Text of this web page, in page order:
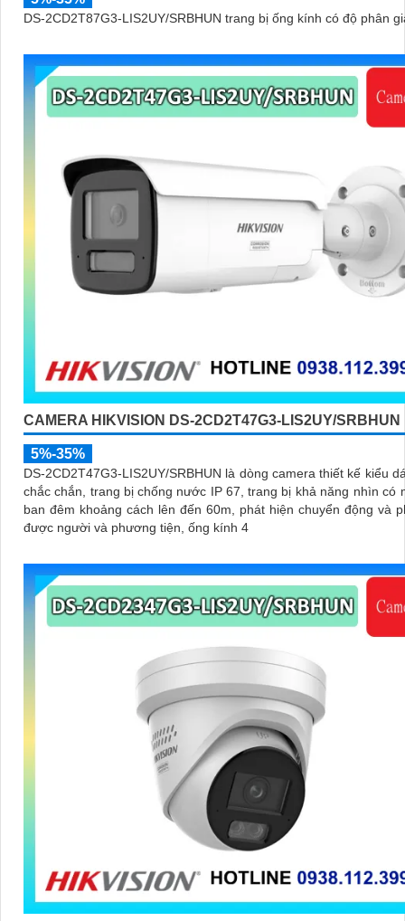
DS-2CD2T87G3-LIS2UY/SRBHUN trang bị ống kính có độ phân
CAMERA HIKVISION DS-2CD2T47G3-LIS2UY/SRBHUN
5%-35%
DS-2CD2T47G3-LIS2UY/SRBHUN là dòng camera thiết kế kiểu
chắc chắn, trang bị chống nước IP 67, trang bị khả năng nhìn có màu vào
ban đêm khoảng cách lên đến 60m, phát hiện chuyển động và
được người và phương tiện, ống kính 4